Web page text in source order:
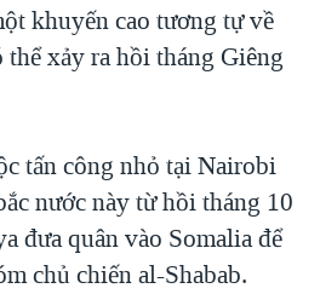
khuyến cao tương tự về
thể xảy ra hồi tháng Giêng
tấn công nhỏ tại Nairobi
nước này từ hồi tháng 10
đưa quân vào Somalia để
chủ chiến al-Shabab.